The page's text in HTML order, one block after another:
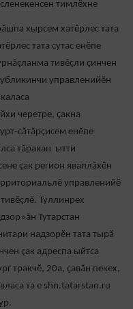
тимлӗхне
хырсем хатӗрлес тата
тата сутас енӗпе
тивӗçли çинчен
управленийӗн
çакна
сăтăрçисем енӗпе
тăракан ытти
çак регион яваплăхӗн
управленийӗ
Туллинрех
Тутарстан
надзорӗн тата тырӑ
çак адреспа ыйтса
тракчӗ, 20а, ҫавӑн пекех,
та е shn.tatarstan.ru